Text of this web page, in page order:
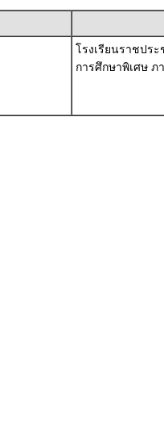
โรงเรียนราชปร
การศึกษาพิเศษ ภ